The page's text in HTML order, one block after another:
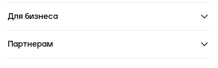
Для бизнеса
Партнерам